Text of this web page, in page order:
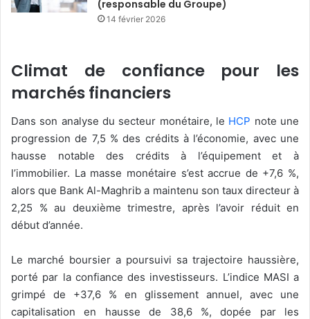
(responsable du Groupe)
14 février 2026
Climat de confiance pour les
marchés financiers
Dans son analyse du secteur monétaire, le HCP note une
progression de 7,5 % des crédits à l’économie, avec une
hausse notable des crédits à l’équipement et à
l’immobilier. La masse monétaire s’est accrue de +7,6 %,
alors que Bank Al-Maghrib a maintenu son taux directeur à
2,25 % au deuxième trimestre, après l’avoir réduit en
début d’année.
Le marché boursier a poursuivi sa trajectoire haussière,
porté par la confiance des investisseurs. L’indice MASI a
grimpé de +37,6 % en glissement annuel, avec une
capitalisation en hausse de 38,6 %, dopée par les